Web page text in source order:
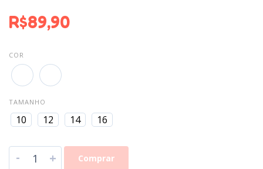
R$89,90
COR
TAMANHO
10 12 14 16
- + Comprar